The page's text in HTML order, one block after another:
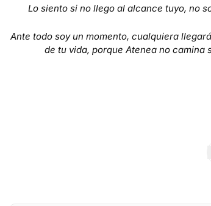
Lo siento si no llego al alcance tuyo, no
Ante todo soy un momento, cualquiera
de tu vida, porque Atenea no